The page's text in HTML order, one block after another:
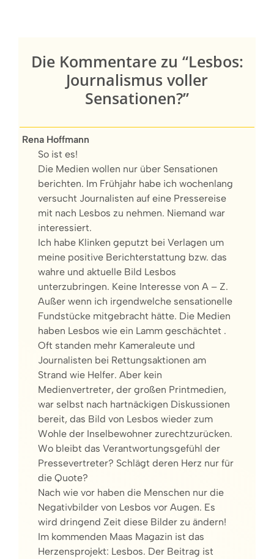
Die Kommentare zu “Lesbos:
Journalismus voller
Sensationen?”
Rena Hoffmann
So ist es!
Die Medien wollen nur über Sensationen
berichten. Im Frühjahr habe ich wochenlang
versucht Journalisten auf eine Pressereise
mit nach Lesbos zu nehmen. Niemand war
interessiert.
Ich habe Klinken geputzt bei Verlagen um
meine positive Berichterstattung bzw. das
wahre und aktuelle Bild Lesbos
unterzubringen. Keine Interesse von A – Z.
Außer wenn ich irgendwelche sensationelle
Fundstücke mitgebracht hätte. Die Medien
haben Lesbos wie ein Lamm geschächtet .
Oft standen mehr Kameraleute und
Journalisten bei Rettungsaktionen am
Strand wie Helfer. Aber kein
Medienvertreter, der großen Printmedien,
war selbst nach hartnäckigen Diskussionen
bereit, das Bild von Lesbos wieder zum
Wohle der Inselbewohner zurechtzurücken.
Wo bleibt das Verantwortungsgefühl der
Pressevertreter? Schlägt deren Herz nur für
die Quote?
Nach wie vor haben die Menschen nur die
Negativbilder von Lesbos vor Augen. Es
wird dringend Zeit diese Bilder zu ändern!
Im kommenden Maas Magazin ist das
Herzensprojekt: Lesbos. Der Beitrag ist